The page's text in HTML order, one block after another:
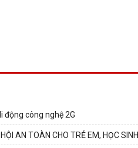
công nghệ 2G
AN TOÀN CHO TRẺ EM, HỌC SINH